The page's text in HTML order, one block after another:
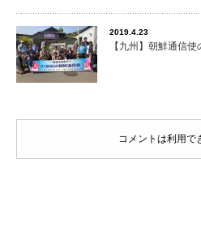
2019.4.23
【九州】朝鮮通信
コメントは利用で